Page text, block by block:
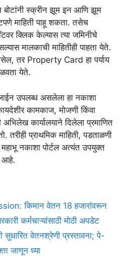
बोटांनी स्क्रीन झूम इन आणि झूम
माहिती पाहू शकता. तसेच
क्लिक केल्यास त्या जमिनीचे
मालकाची माहितीही पाहता येते.
तर Property Card हा पर्याय
येते.
उपलब्ध असलेला हा नकाशा
कामकाज, मोजणी किंवा
अभिलेख कार्यालयाने दिलेला प्रमाणित
तरीही प्राथमिक माहिती, पडताळणी
महाभू नकाशा पोर्टल अत्यंत उपयुक्त
आहे.
किमान वेतन 18 हजारांवरून
कर्मचाऱ्यांसाठी मोठी अपडेट
वेतनश्रेणी प्रस्तावना; पे-
जाणून घ्या